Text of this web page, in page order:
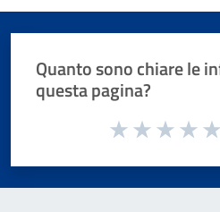
Quanto sono chiare le
questa pagina?
Valuta da 1 a 5 stelle la pagina